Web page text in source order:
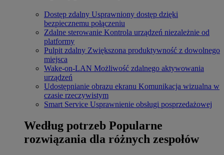
Dostęp zdalny Usprawniony dostęp dzięki
bezpiecznemu połączeniu
Zdalne sterowanie Kontrola urządzeń niezależnie od
platformy
Pulpit zdalny Zwiększona produktywność z dowolnego
miejsca
Wake-on-LAN Możliwość zdalnego aktywowania
urządzeń
Udostępnianie obrazu ekranu Komunikacja wizualna w
czasie rzeczywistym
Smart Service Usprawnienie obsługi posprzedażowej
Według potrzeb Popularne
rozwiązania dla różnych zespołów